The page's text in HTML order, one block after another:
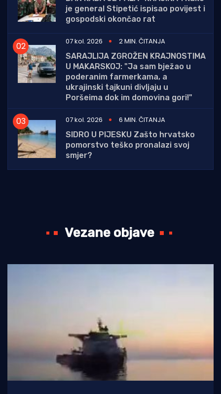
je general Stipetić ispisao povijest i
gospodski okončao rat
07 kol. 2026
2 MIN. ČITANJA
SARAJLIJA ZGROŽEN KRAJNOSTIMA
U MAKARSKOJ: "Ja sam bježao u
poderanim farmerkama, a
ukrajinski tajkuni divljaju u
Poršeima dok im domovina gori!"
07 kol. 2026
6 MIN. ČITANJA
SIDRO U PIJESKU Zašto hrvatsko
pomorstvo teško pronalazi svoj
smjer?
Vezane objave